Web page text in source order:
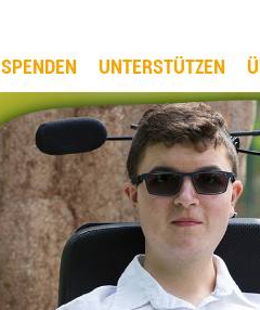
SPENDEN UNTERSTÜTZEN